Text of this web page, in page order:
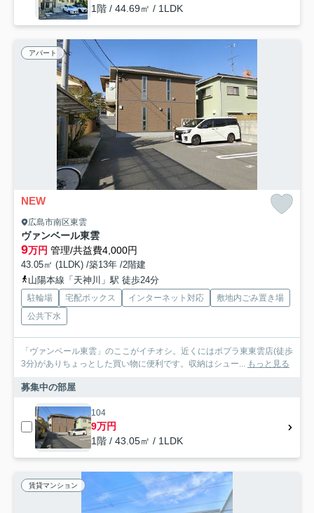
1階 / 44.69㎡ / 1LDK
アパート
NEW
広島市南区東雲
ヴァンベール東雲
9万円 管理/共益費4,000円
43.05㎡ (1LDK) /築13年 /2階建
山陽本線「天神川」駅 徒歩24分
駐輪場 宅配ボックス インターネット対応
敷地内ごみ置き場
公共下水
「ヴァンベール東雲」のここがイチオシ。近くにはポプラ東東雲店(徒歩
3分)がありちょっとした買い物に便利です。収納はシュー... もっと見る
募集中の部屋
104
9万円
1階 / 43.05㎡ / 1LDK
賃貸マンション